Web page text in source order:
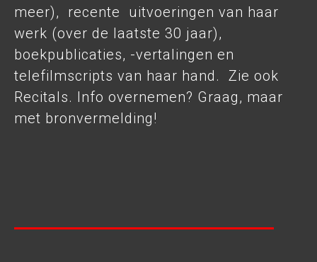
meer), recente uitvoeringen van haar
werk (over de laatste 30 jaar),
boekpublicaties, -vertalingen en
telefilmscripts van haar hand. Zie ook
Recitals. Info overnemen? Graag, maar
met bronvermelding!